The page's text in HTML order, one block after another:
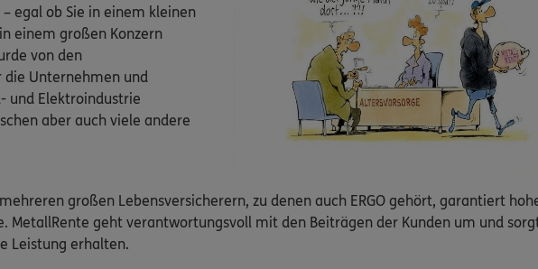
egal ob Sie in einem kleinen
einem großen Konzern
von den
Unternehmen und
und Elektroindustrie
aber auch viele andere
großen Lebensversicherern, zu denen auch ERGO gehört, garantiert
MetallRente geht verantwortungsvoll mit den Beiträgen der Kunden um und
Leistung erhalten.